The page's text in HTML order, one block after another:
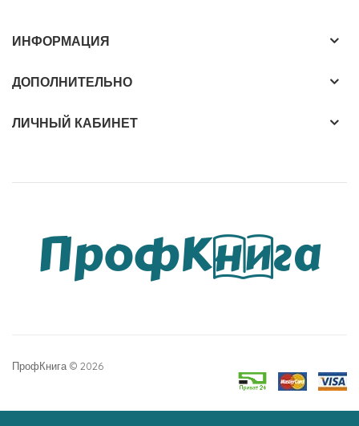
ИНФОРМАЦИЯ
ДОПОЛНИТЕЛЬНО
ЛИЧНЫЙ КАБИНЕТ
ПрофКнига © 2026